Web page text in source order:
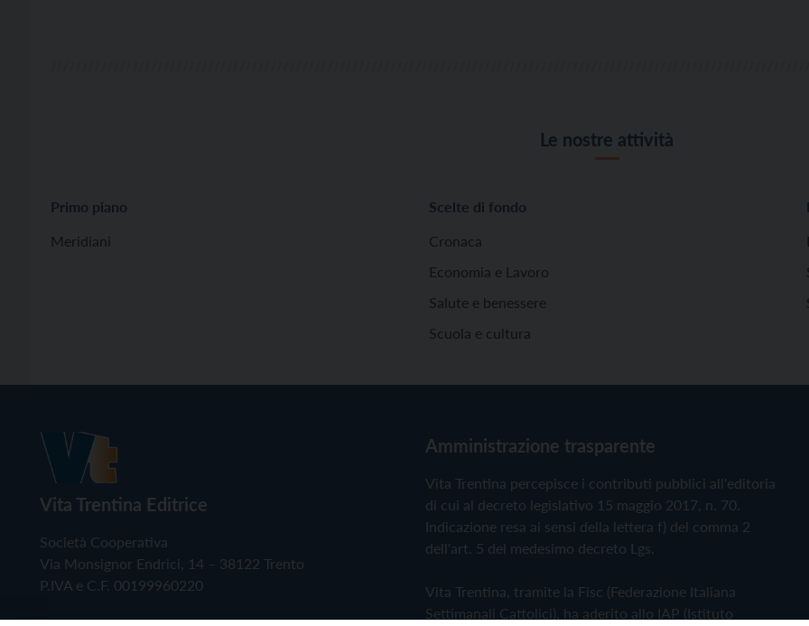
Le nostre attività
Primo piano
Meridiani
Scelte di fondo
Cronaca
Economia e Lavoro
Salute e benessere
Scuola e cultura
Vita Trentina Editrice
Società Cooperativa
Via Monsignor Endrici, 14 – 38122 Trento
P.IVA e C.F. 00199960220
Amministrazione trasparente
Vita Trentina percepisce i contributi pubblici all'editoria
di cui al decreto legislativo 15 maggio 2017, n. 70.
Indicazione resa ai sensi della lettera f) del comma 2
dell'art. 5 del medesimo decreto Lgs.
Vita Trentina, tramite la Fisc (Federazione Italiana
Settimanali Cattolici), ha aderito allo IAP (Istituto